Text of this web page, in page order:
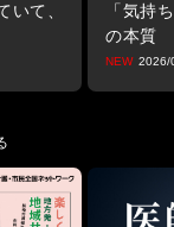
いて、
「気持
の本質
り戻す生
2026/